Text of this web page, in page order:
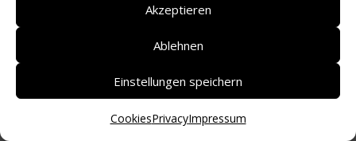
Akzeptieren
Ablehnen
Einstellungen speichern
CookiesPrivacyImpressum